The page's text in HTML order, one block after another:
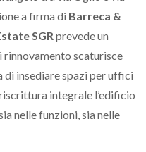
a firma di Barreca &
SGR prevede un
scaturisce
di insediare spazi per uffici
integrale l’edificio
nelle funzioni, sia nelle